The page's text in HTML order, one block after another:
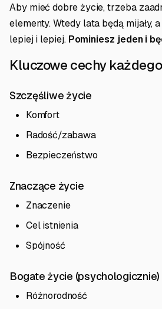
Aby mieć dobre życie, trzeba
elementy. Wtedy lata będą mijały,
lepiej i lepiej. Pominiesz jeden i
Kluczowe cechy
Szczęśliwe życie
Komfort
Radość/zabawa
Bezpieczeństwo
Znaczące życie
Znaczenie
Cel istnienia
Spójność
Bogate życie (psychologicznie)
Różnorodność